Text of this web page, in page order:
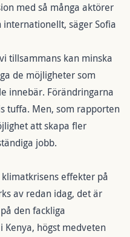
med så många aktörer
säger Sofia
tillsammans kan minska
de möjligheter som
innebär. Förändringarna
tuffa. Men, som rapporten
att skapa fler
jobb.
effekter på
av redan idag, det är
den fackliga
Kenya, högst medveten